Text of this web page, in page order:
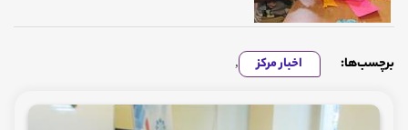
برچسب‌ها: اخبار مرکز ,